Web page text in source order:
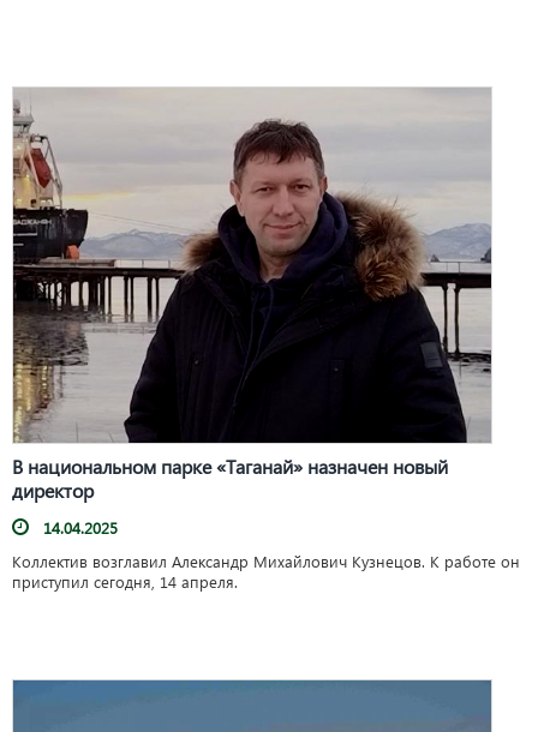
В национальном парке «Таганай» назначен новый
директор
14.04.2025
Коллектив возглавил Александр Михайлович Кузнецов. К работе он
приступил сегодня, 14 апреля.